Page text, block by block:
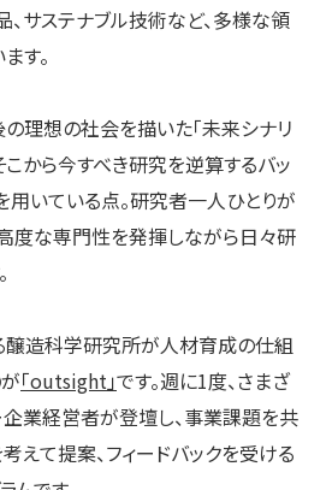
サステナブル技術など、多様な領
す。
理想の社会を描いた「未来シナリ
こから今すべき研究を逆算するバッ
用いている点。研究者一人ひとりが
度な専門性を発揮しながら日々研
醸造科学研究所が人材育成の仕組
「outsight」です。週に1度、さまざ
業経営者が登壇し、事業課題を共
えて提案、フィードバックを受ける